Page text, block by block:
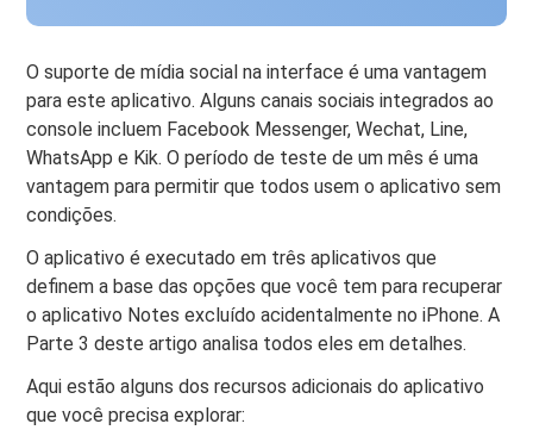
O suporte de mídia social na interface é uma vantagem
para este aplicativo. Alguns canais sociais integrados ao
console incluem Facebook Messenger, Wechat, Line,
WhatsApp e Kik. O período de teste de um mês é uma
vantagem para permitir que todos usem o aplicativo sem
condições.
O aplicativo é executado em três aplicativos que
definem a base das opções que você tem para recuperar
o aplicativo Notes excluído acidentalmente no iPhone. A
Parte 3 deste artigo analisa todos eles em detalhes.
Aqui estão alguns dos recursos adicionais do aplicativo
que você precisa explorar: